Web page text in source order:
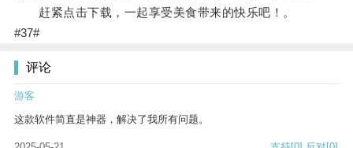
赶紧点击下载，一起享受美食带来的快乐吧！。
#37#
评论
游客
这款软件简直是神器，解决了我所有问题。